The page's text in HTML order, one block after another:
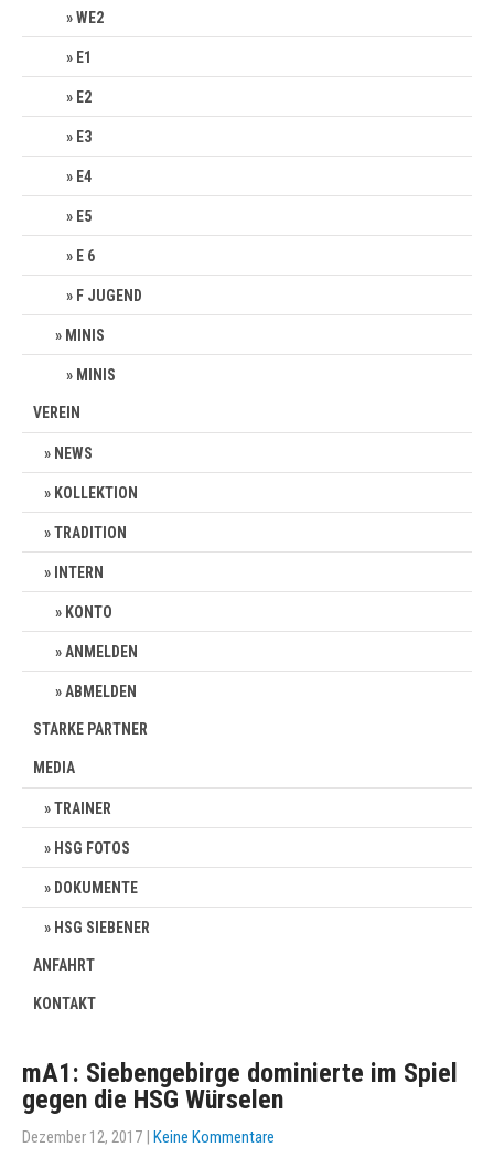
WE2
E1
E2
E3
E4
E5
E 6
F JUGEND
MINIS
MINIS
VEREIN
NEWS
KOLLEKTION
TRADITION
INTERN
KONTO
ANMELDEN
ABMELDEN
STARKE PARTNER
MEDIA
TRAINER
HSG FOTOS
DOKUMENTE
HSG SIEBENER
ANFAHRT
KONTAKT
mA1: Siebengebirge dominierte im Spiel
gegen die HSG Würselen
Dezember 12, 2017 | Keine Kommentare